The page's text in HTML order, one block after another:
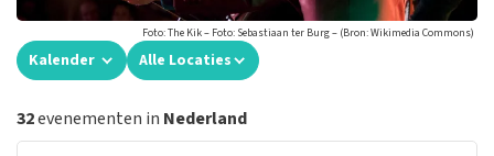
Foto: The Kik – Foto: Sebastiaan ter Burg – (Bron: Wikimedia Commons)
Kalender Alle Locaties
32evenementen in Nederland